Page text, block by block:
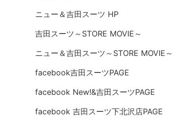
ニュー＆吉田スーツ HP
吉田スーツ～STORE MOVIE～
ニュー＆吉田スーツ～STORE MOVIE～
facebook吉田スーツPAGE
facebook New!&吉田スーツPAGE
facebook 吉田スーツ下北沢店PAGE